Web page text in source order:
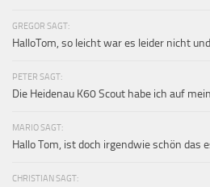
GREGOR SAGT:
HalloTom, so leicht war es leider nicht
PETER SAGT:
Die Heidenau K60 Scout habe ich auf
MARIO SAGT:
Hallo Tom, ist doch irgendwie schön das
CHRISTIAN SAGT: